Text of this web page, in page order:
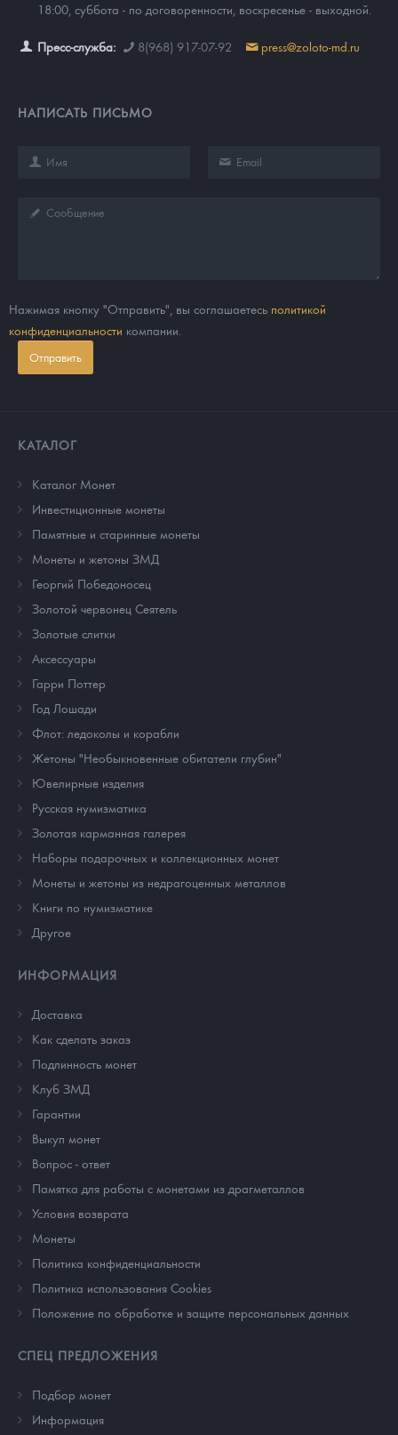
18:00, суббота - по договоренности, воскресенье - выходной.
Пресс-служба: 8(968) 917-07-92 press@zoloto-md.ru
НАПИСАТЬ ПИСЬМО
Нажимая кнопку "Отправить", вы соглашаетесь политикой
конфиденциальности компании.
Отправить
КАТАЛОГ
Каталог Монет
Инвестиционные монеты
Памятные и старинные монеты
Монеты и жетоны ЗМД
Георгий Победоносец
Золотой червонец Сеятель
Золотые слитки
Аксессуары
Гарри Поттер
Год Лошади
Флот: ледоколы и корабли
Жетоны "Необыкновенные обитатели глубин"
Ювелирные изделия
Русская нумизматика
Золотая карманная галерея
Наборы подарочных и коллекционных монет
Монеты и жетоны из недрагоценных металлов
Книги по нумизматике
Другое
ИНФОРМАЦИЯ
Доставка
Как сделать заказ
Подлинность монет
Клуб ЗМД
Гарантии
Выкуп монет
Вопрос - ответ
Памятка для работы с монетами из драгметаллов
Условия возврата
Монеты
Политика конфиденциальности
Политика использования Cookies
Положение по обработке и защите персональных данных
СПЕЦ ПРЕДЛОЖЕНИЯ
Подбор монет
Информация